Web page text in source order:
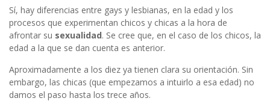
Sí, hay diferencias entre gays y lesbianas, en la edad y los
procesos que experimentan chicos y chicas a la hora de
afrontar su sexualidad. Se cree que, en el caso de los chicos, la
edad a la que se dan cuenta es anterior.
Aproximadamente a los diez ya tienen clara su orientación. Sin
embargo, las chicas (que empezamos a intuirlo a esa edad) no
damos el paso hasta los trece años.